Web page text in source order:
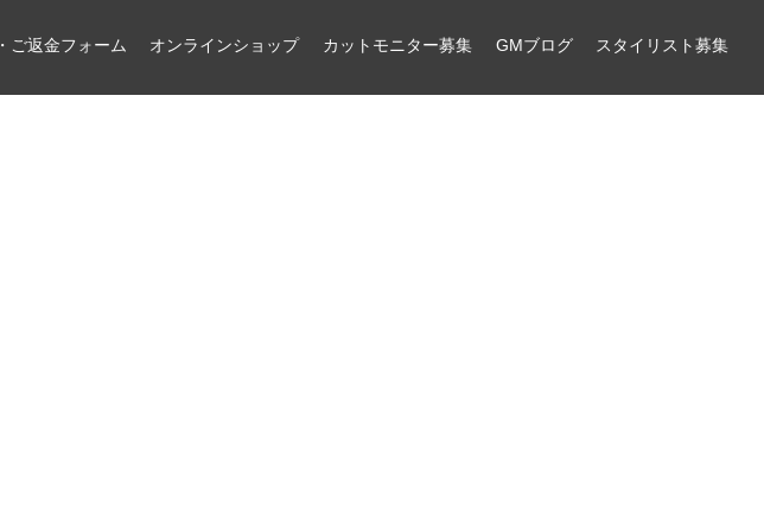
ご返金フォーム オンラインショップ カットモニター募集 GMブログ スタイリスト募集